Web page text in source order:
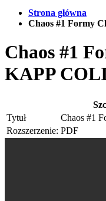
Strona główna
Chaos #1 Formy
Chaos #1
KAPP
Tytuł
Chaos #1
Rozszerzenie: PDF